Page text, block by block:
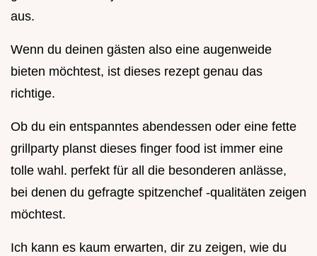
aus.
Wenn du deinen gästen also eine augenweide
bieten möchtest, ist dieses rezept genau das
richtige.
Ob du ein entspanntes abendessen oder eine fette
grillparty planst dieses finger food ist immer eine
tolle wahl. perfekt für all die besonderen anlässe,
bei denen du gefragte spitzenchef -qualitäten zeigen
möchtest.
Ich kann es kaum erwarten, dir zu zeigen, wie du